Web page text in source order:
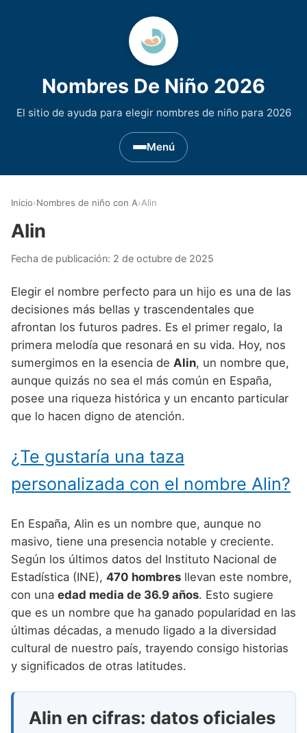
Nombres De Niño 2026
El sitio de ayuda para elegir nombres de niño para 2026
Menú
Nombres de niño que empiezan por D
Nombres de niño que empiezan por E
Nombres de niño que empiezan por F
Nombres de niño que empiezan por G
Nombres de niño que empiezan por H
Nombres de niño que empiezan por J
Nombres de niño que empiezan por K
Nombres de niño que empiezan por M
Nombres de niño que empiezan por N
Nombres de niño que empiezan por O
Nombres de niño que empiezan por P
Nombres de niño que empiezan por Q
Nombres de niño que empiezan por R
Nombres de niño que empiezan por T
Nombres de Niño Asturianos
Nombres de Niño Baleares
Nombres de Niño Canarios
Nombres de Niño Cantabros
Nombres de Niño Castellanos
Nombres de Niño Extremeños
Nombres de Niño Gallegos
Nombres de Niño Murcianos
Nombres de Niño Navarros
Nombres de Niño Riojanos
Nombres de Niño Valencianos
Nombres de Niño Vascos
Nombres de Niño Celtas
Nombres de Niño Egipcios
Nombres de Niño Griegos
Nombres de Niño Mitologicos
Nombres de Niño Romanos
Nombres de Niño Alemanes
Nombres de Niño Americanos
Nombres de Niño Arabes
Nombres de Niño Chinos
Nombres de Niño Franceses
Nombres de Niño Ingleses
Nombres de Niño Italianos
Nombres de Niño Japoneses
Nombres de Niño Judíos
Nombres de Niño Marroquíes
Nombres de Niño Portugueses
Nombres de Niño Rumanos
Nombres de Niño Rusos
Buscar
Inicio›Nombres de niño con A›Alin
Alin
Fecha de publicación: 2 de octubre de 2025
Elegir el nombre perfecto para un hijo es una de las
decisiones más bellas y trascendentales que
afrontan los futuros padres. Es el primer regalo, la
primera melodía que resonará en su vida. Hoy, nos
sumergimos en la esencia de Alin, un nombre que,
aunque quizás no sea el más común en España,
posee una riqueza histórica y un encanto particular
que lo hacen digno de atención.
¿Te gustaría una taza
personalizada con el nombre Alin?
En España, Alin es un nombre que, aunque no
masivo, tiene una presencia notable y creciente.
Según los últimos datos del Instituto Nacional de
Estadística (INE), 470 hombres llevan este nombre,
con una edad media de 36.9 años. Esto sugiere
que es un nombre que ha ganado popularidad en las
últimas décadas, a menudo ligado a la diversidad
cultural de nuestro país, trayendo consigo historias
y significados de otras latitudes.
Alin en cifras: datos oficiales